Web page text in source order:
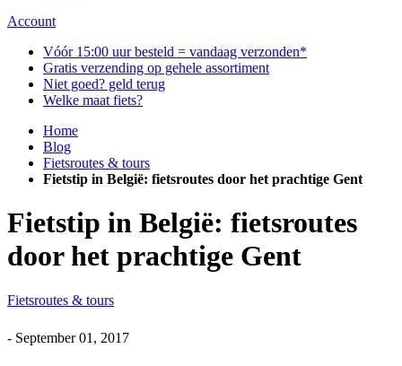
Account
Vóór 15:00 uur besteld = vandaag verzonden*
Gratis verzending op gehele assortiment
Niet goed? geld terug
Welke maat fiets?
Home
Blog
Fietsroutes & tours
Fietstip in België: fietsroutes door het prachtige Gent
Fietstip in België: fietsroutes
door het prachtige Gent
Fietsroutes & tours
- September 01, 2017